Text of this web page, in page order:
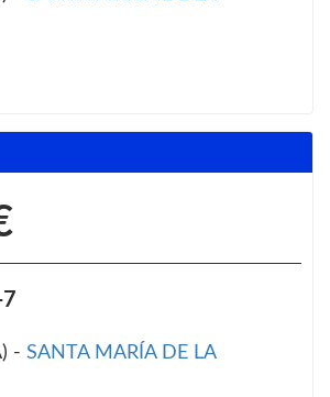
- SANTA MARÍA DE LA